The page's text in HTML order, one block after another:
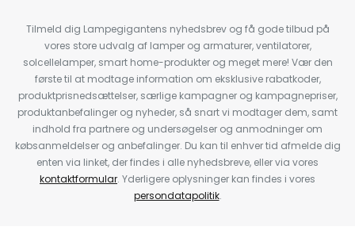
Tilmeld dig Lampegigantens nyhedsbrev og få gode tilbud på
vores store udvalg af lamper og armaturer, ventilatorer,
solcellelamper, smart home-produkter og meget mere! Vær den
første til at modtage information om eksklusive rabatkoder,
produktprisnedsættelser, særlige kampagner og kampagnepriser,
produktanbefalinger og nyheder, så snart vi modtager dem, samt
indhold fra partnere og undersøgelser og anmodninger om
købsanmeldelser og anbefalinger. Du kan til enhver tid afmelde dig
enten via linket, der findes i alle nyhedsbreve, eller via vores
kontaktformular. Yderligere oplysninger kan findes i vores
persondatapolitik.